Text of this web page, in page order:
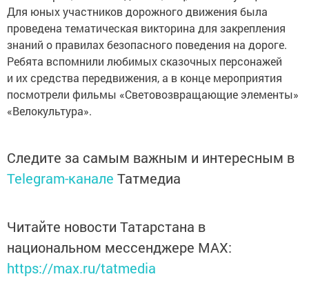
Для юных участников дорожного движения была
проведена тематическая викторина для закрепления
знаний о правилах безопасного поведения на дороге.
Ребята вспомнили любимых сказочных персонажей
и их средства передвижения, а в конце мероприятия
посмотрели фильмы «Световозвращающие элементы»
«Велокультура».
Следите за самым важным и интересным в
Telegram-канале Татмедиа
Читайте новости Татарстана в
национальном мессенджере MАХ:
https://max.ru/tatmedia